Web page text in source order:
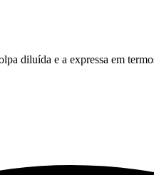
diluída e a expressa em